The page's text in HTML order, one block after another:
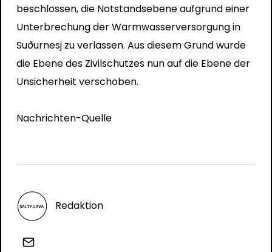
beschlossen, die Notstandsebene aufgrund einer
Unterbrechung der Warmwasserversorgung in
Suðurnesj zu verlassen. Aus diesem Grund wurde
die Ebene des Zivilschutzes nun auf die Ebene der
Unsicherheit verschoben.
Nachrichten-Quelle
Redaktion